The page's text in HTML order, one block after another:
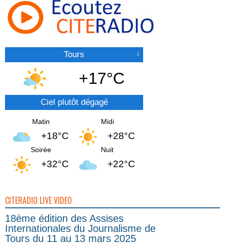
Tours
+17°C
Ciel plutôt dégagé
Matin
+18°C
Midi
+28°C
Soirée
+32°C
Nuit
+22°C
CITERADIO LIVE VIDEO
18ème édition des Assises
Internationales du Journalisme de
Tours du 11 au 13 mars 2025